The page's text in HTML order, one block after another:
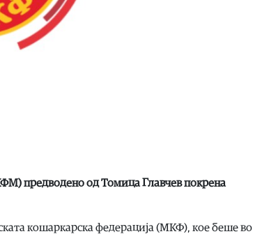
предводено од Томица Главчев покрена
кошаркарска федерација (МКФ), кое беше во